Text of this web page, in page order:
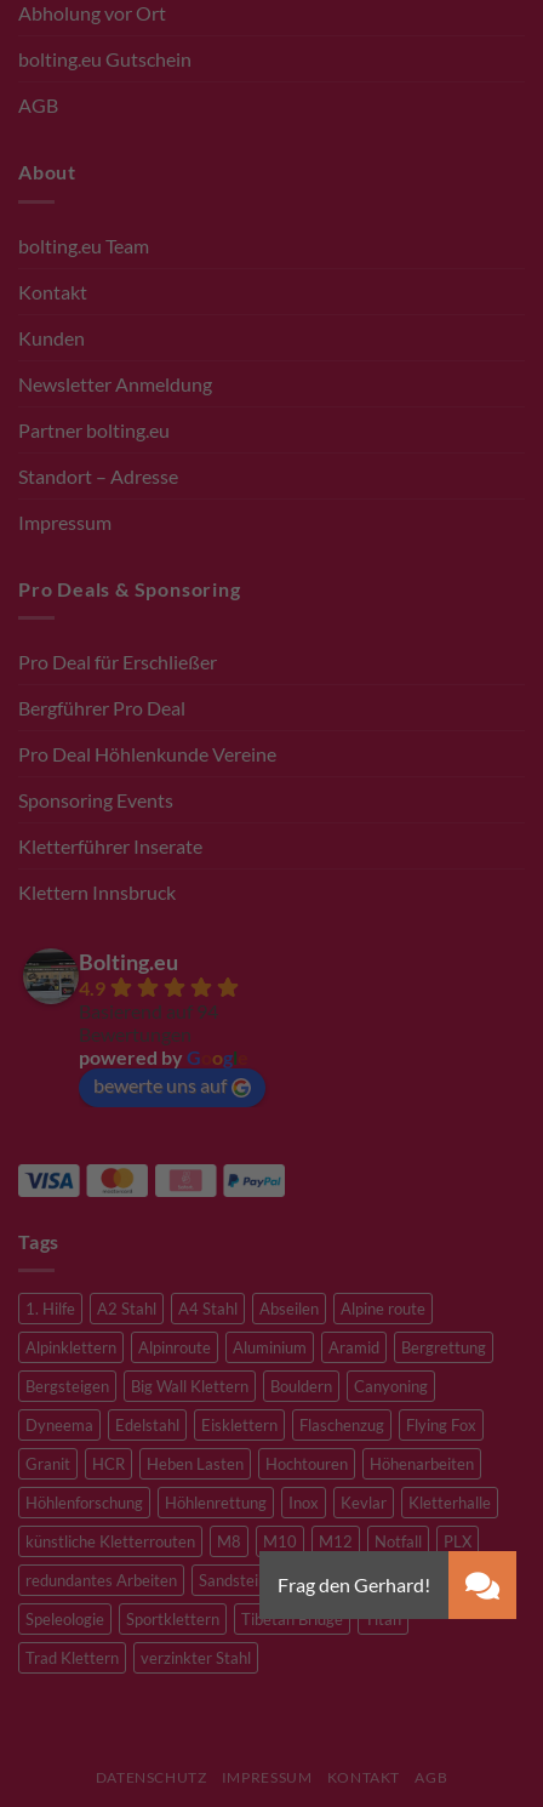
Abholung vor Ort
bolting.eu Gutschein
AGB
About
bolting.eu Team
Kontakt
Kunden
Newsletter Anmeldung
Partner bolting.eu
Standort – Adresse
Impressum
Pro Deals & Sponsoring
Pro Deal für Erschließer
Bergführer Pro Deal
Pro Deal Höhlenkunde Vereine
Sponsoring Events
Kletterführer Inserate
Klettern Innsbruck
Bolting.eu
4.9
Basierend auf 94
Bewertungen
powered by G ogl
bewerte uns auf
Tags
1. Hilfe A2 Stahl A4 Stahl Abseilen
Alpine route
Alpinklettern
Alpinroute Aluminium Aramid
Bergrettung
Bergsteigen
Big Wall Klettern Bouldern
Canyoning
Dyneema
Edelstahl Eisklettern Flaschenzug
Flying Fox
Granit
HCR Heben Lasten Hochtouren
Höhenarbeiten
Höhlenforschung
Höhlenrettung Inox Kevlar
Kletterhalle
künstliche Kletterrouten
M8 M10 M12 Notfall
PLX
redundantes Arbeiten
Sandstein Skitouren
Slacklining
Speleologie
Sportklettern Tibetan Bridge
Titan
Trad Klettern
verzinkter Stahl
DATENSCHUTZ IMPRESSUM KONTAKT AGB